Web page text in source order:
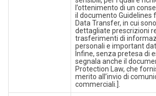
l’ottenimento di un
il documento Guidelines
Data Transfer, in cui
dettagliate prescrizioni
trasferimenti di
personali e important
Infine, senza pretesa di
segnala anche il
Protection Law, che
merito all’invio di
commerciali.].